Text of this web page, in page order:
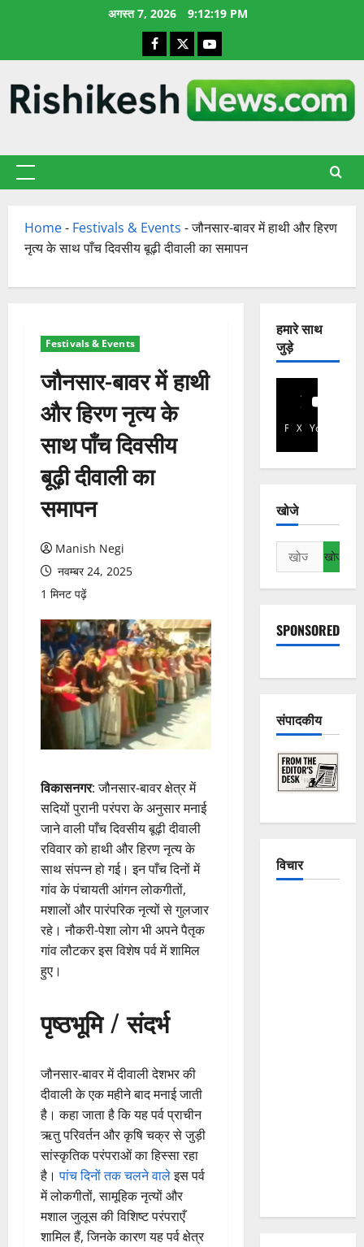
अगस्त 7, 2026 9:12:20 PM
Facebook
X YouTube
प्राथमिक
Home- Festivals & Events -जौनसार-बावर में हाथी और हिरण
नृत्य के साथ पाँच दिवसीय बूढ़ी दीवाली का समापन
Festivals & Events
जौनसार-बावर में हाथी
और हिरण नृत्य के
साथ पाँच दिवसीय
बूढ़ी दीवाली का
समापन
Manish Negi
नवम्बर 24, 2025
1 मिनट पढ़ें
विकासनगर: जौनसार-बावर क्षेत्र में
सदियों पुरानी परंपरा के अनुसार मनाई
जाने वाली पाँच दिवसीय बूढ़ी दीवाली
रविवार को हाथी और हिरण नृत्य के
साथ संपन्न हो गई। इन पाँच दिनों में
गांव के पंचायती आंगन लोकगीतों,
मशालों और पारंपरिक नृत्यों से गुलजार
रहे। नौकरी-पेशा लोग भी अपने पैतृक
गांव लौटकर इस विशेष पर्व में शामिल
हुए।
पृष्ठभूमि / संदर्भ
जौनसार-बावर में दीवाली देशभर की
दीवाली के एक महीने बाद मनाई जाती
है। कहा जाता है कि यह पर्व प्राचीन
ऋतु परिवर्तन और कृषि चक्र से जुड़ी
सांस्कृतिक परंपराओं का हिस्सा रहा
है।पांच दिनों तक चलने वालेइस पर्व
में लोकगीतों, सामूहिक नृत्यों और
मशाल जुलूस की विशिष्ट परंपराएँ
शामिल हैं, जिनके कारण यह पर्व क्षेत्र
हमारे साथ
जुड़े
Facebook
X YouTube
खोजे
निम्न
को
खोजें:
SPONSORED
संपादकीय
विचार